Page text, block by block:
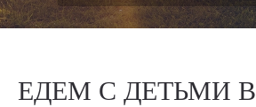
ЕДЕМ С ДЕТЬМИ В